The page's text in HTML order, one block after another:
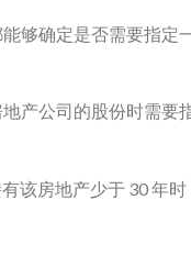
够确定是否需要指定
产公司的股份时需要
该房地产少于 30 年